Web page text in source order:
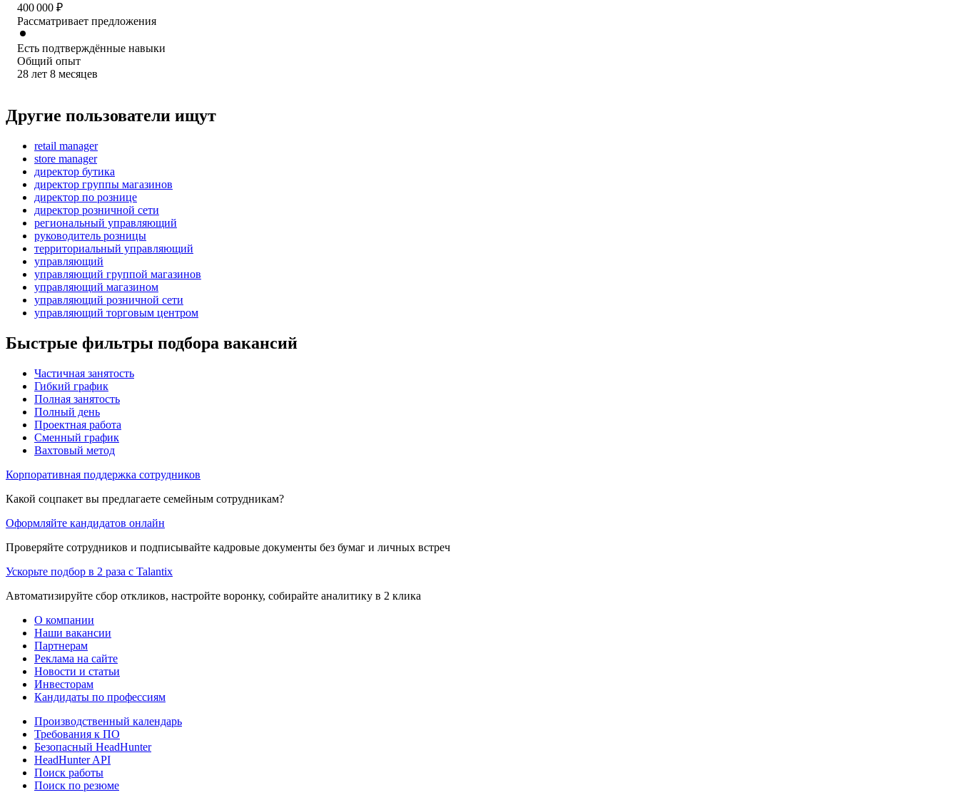
400 000 ₽
Рассматривает предложения
Есть подтверждённые навыки
Общий опыт
28 лет 8 месяцев
Другие пользователи ищут
retail manager
store manager
директор бутика
директор группы магазинов
директор по рознице
директор розничной сети
региональный управляющий
руководитель розницы
территориальный управляющий
управляющий
управляющий группой магазинов
управляющий магазином
управляющий розничной сети
управляющий торговым центром
Быстрые фильтры подбора вакансий
Частичная занятость
Гибкий график
Полная занятость
Полный день
Проектная работа
Сменный график
Вахтовый метод
Корпоративная поддержка сотрудников
Какой соцпакет вы предлагаете семейным сотрудникам?
Оформляйте кандидатов онлайн
Проверяйте сотрудников и подписывайте кадровые документы без бумаг и личных встреч
Ускорьте подбор в 2 раза с Talantix
Автоматизируйте сбор откликов, настройте воронку, собирайте аналитику в 2 клика
О компании
Наши вакансии
Партнерам
Реклама на сайте
Новости и статьи
Инвесторам
Кандидаты по профессиям
Производственный календарь
Требования к ПО
Безопасный HeadHunter
HeadHunter API
Поиск работы
Поиск по резюме